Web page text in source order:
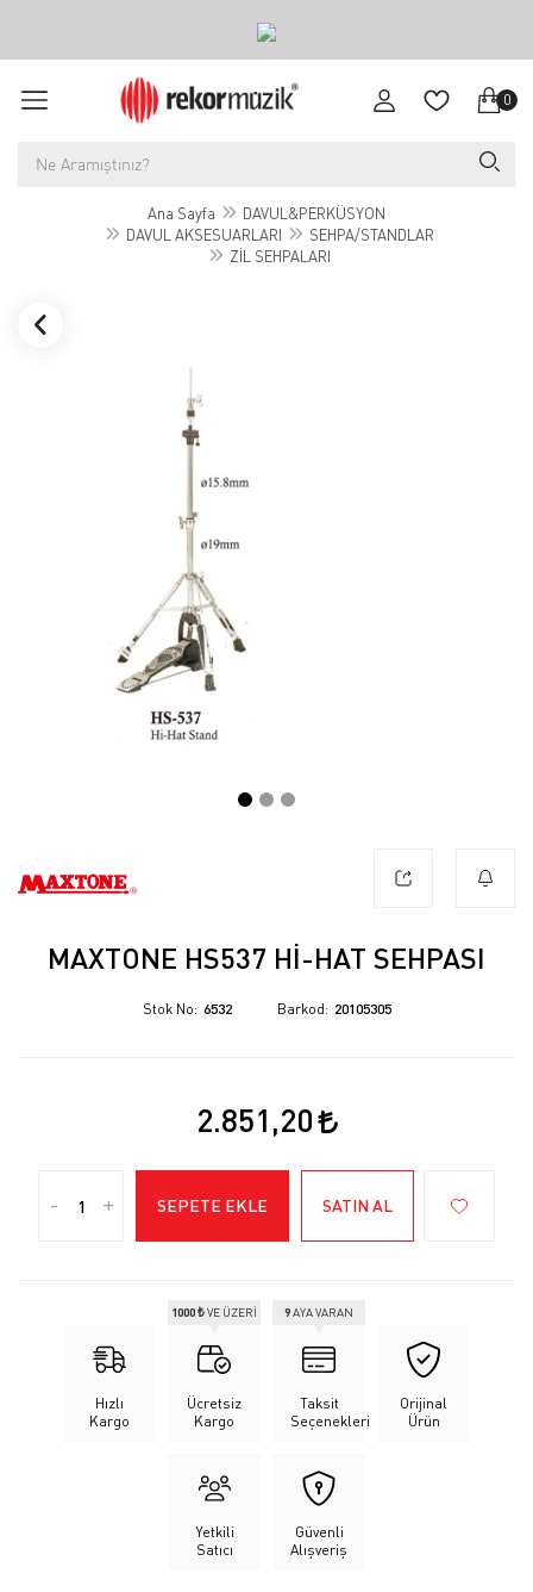
0
Ana Sayfa
DAVUL&PERKÜSYON
DAVUL AKSESUARLARI
SEHPA/STANDLAR
ZİL SEHPALARI
MAXTONE HS537 HI-HAT SEHPASI
Stok No 6532 Barkod 20105305
2.851,20
- + SEPETE EKLE SATIN AL
Hızlı
Kargo
Ücretsiz
Kargo
1000 ₺VE ÜZERİ
Taksit
Seçenekleri
9AYA VARAN
Orijinal
Ürün
Yetkili
Satıcı
Güvenli
Alışveriş